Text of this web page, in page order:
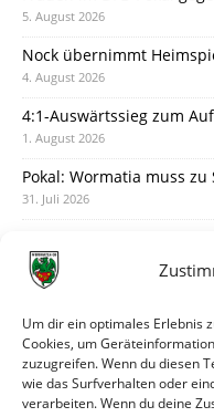
Um dir ein optimales Erlebnis
Cookies, um
zuzugreifen. Wenn du diesen
wie das Surfverhalten oder
verarbeiten. Wenn du deine
5. August 2026
Nock übernimmt
4. August 2026
4:1-Auswärtssieg zum
1. August 2026
Pokal: Wormatia muss zu
31. Juli 2026
30. Juli 2026
28. Juli 2026
Neuer Rückensponsor
28. Juli 2026